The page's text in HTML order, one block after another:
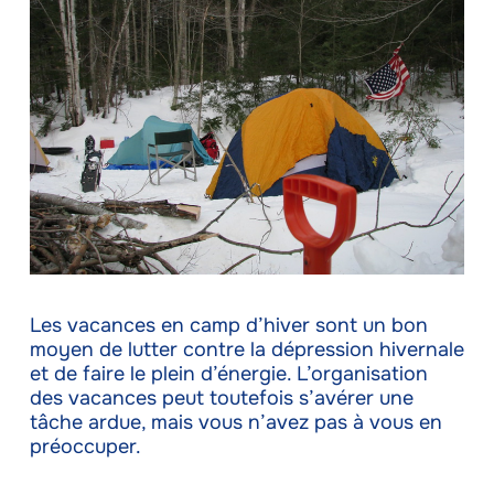
Les vacances en camp d’hiver sont un bon
moyen de lutter contre la dépression hivernale
et de faire le plein d’énergie. L’organisation
des vacances peut toutefois s’avérer une
tâche ardue, mais vous n’avez pas à vous en
préoccuper.